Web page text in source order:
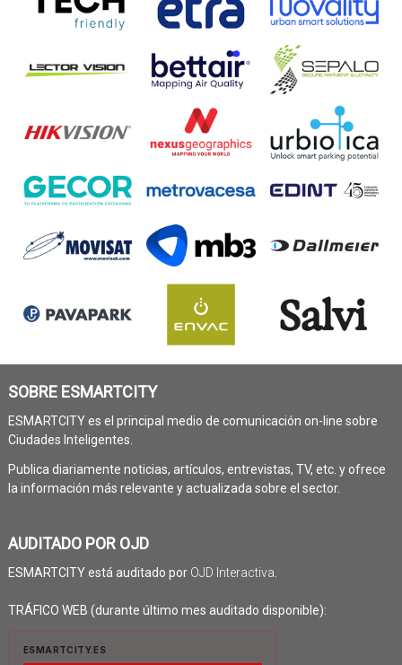
SOBRE ESMARTCITY
ESMARTCITY es el principal medio de comunicación on-line sobre
Ciudades Inteligentes.
Publica diariamente noticias, artículos, entrevistas, TV, etc. y ofrece
la información más relevante y actualizada sobre el sector.
AUDITADO POR OJD
ESMARTCITY está auditado por OJD Interactiva
TRÁFICO WEB (durante último mes auditado disponible):